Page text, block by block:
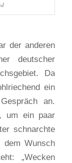
der anderen
deutscher
Da
ein
an.
um ein paar
schnarchte
Wunsch
„Wecken